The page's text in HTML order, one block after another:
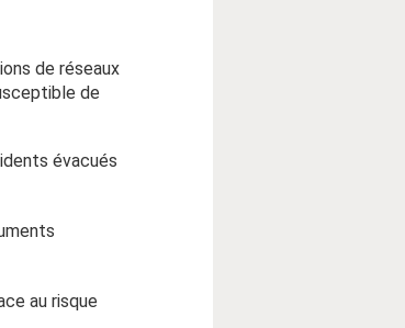
de réseaux
de
évacués
au risque